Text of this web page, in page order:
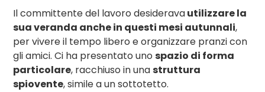
Il committente del lavoro desideravautilizzare la
sua veranda anche in questi mesi autunnali,
per vivere il tempo libero e organizzare pranzi con
gli amici. Ci ha presentato unospazio di forma
particolare, racchiuso in unastruttura
spiovente, simile a un sottotetto.